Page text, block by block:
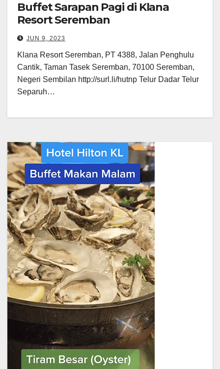
Buffet Sarapan Pagi di Klana
Resort Seremban
JUN 9, 2023
Klana Resort Seremban, PT 4388, Jalan Penghulu
Cantik, Taman Tasek Seremban, 70100 Seremban,
Negeri Sembilan http://surl.li/hutnp Telur Dadar Telur
Separuh…